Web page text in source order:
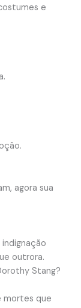
e
agora sua
outrora.
Stang?
mortes que